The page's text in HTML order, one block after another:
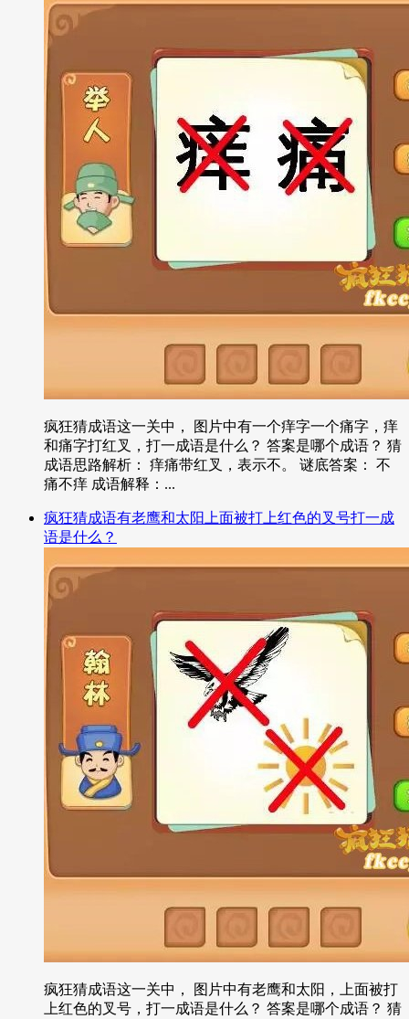
疯狂猜成语这一关中， 图片中有一个痒字一个痛字，痒
和痛字打红叉，打一成语是什么？ 答案是哪个成语？ 猜
成语思路解析： 痒痛带红叉，表示不。 谜底答案： 不
痛不痒 成语解释：...
疯狂猜成语有老鹰和太阳上面被打上红色的叉号打一成
语是什么？
疯狂猜成语这一关中， 图片中有老鹰和太阳，上面被打
上红色的叉号，打一成语是什么？ 答案是哪个成语？ 猜